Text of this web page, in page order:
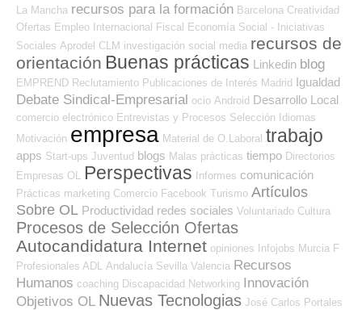
La Mancha recursos para la formación Barcelona Creatividad
Ofertas Empleo Internacional
Fiscal
Economía Social - Iniciativas
Sociales Aprodel CLM investigación social media recursos de
orientación Buenas prácticas Linkedin blog
EMPREND Reclutamiento Publicaciones de Interés Madrid Igualdad
Debate Sindical-Empresarial ocio Android Desarrollo Local
comercio electrónico Entrevistas y Procesos Selección
Idiomas
Motivación empresa Material de O.Laboral trabajo
apps Start-ups Juventud blogs Malas prácticas tiempo Directorios
Empresas OL
Perspectivas Informes comunicación
Prácticas marketing Comercio Facebook Turismo Artículos
Sobre OL Productividad redes sociales Voluntariado Cultura
Procesos de Selección Ofertas
Autocandidatura Internet opiniones Infojobs Murcia F
Profesionales ADL
Andalucía Sevilla Valencia Recursos
Humanos coaching Discapacidad Networking Innovación
Objetivos OL Nuevas Tecnologias José Carlos Portales